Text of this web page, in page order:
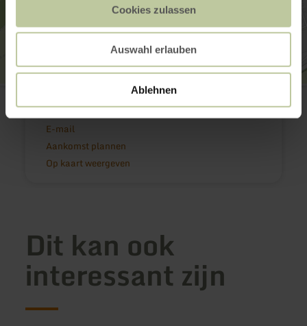
Cookies zulassen
Auswahl erlauben
Ablehnen
Schwalbenschwänzchen
Trierer Straße 50
54516 Wittlich
E-mail
Aankomst plannen
Op kaart weergeven
Dit kan ook
interessant zijn